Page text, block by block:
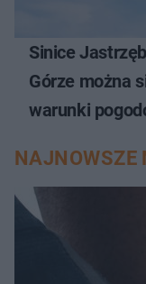
Sinice
Górze można
warunki
NAJNOWSZE